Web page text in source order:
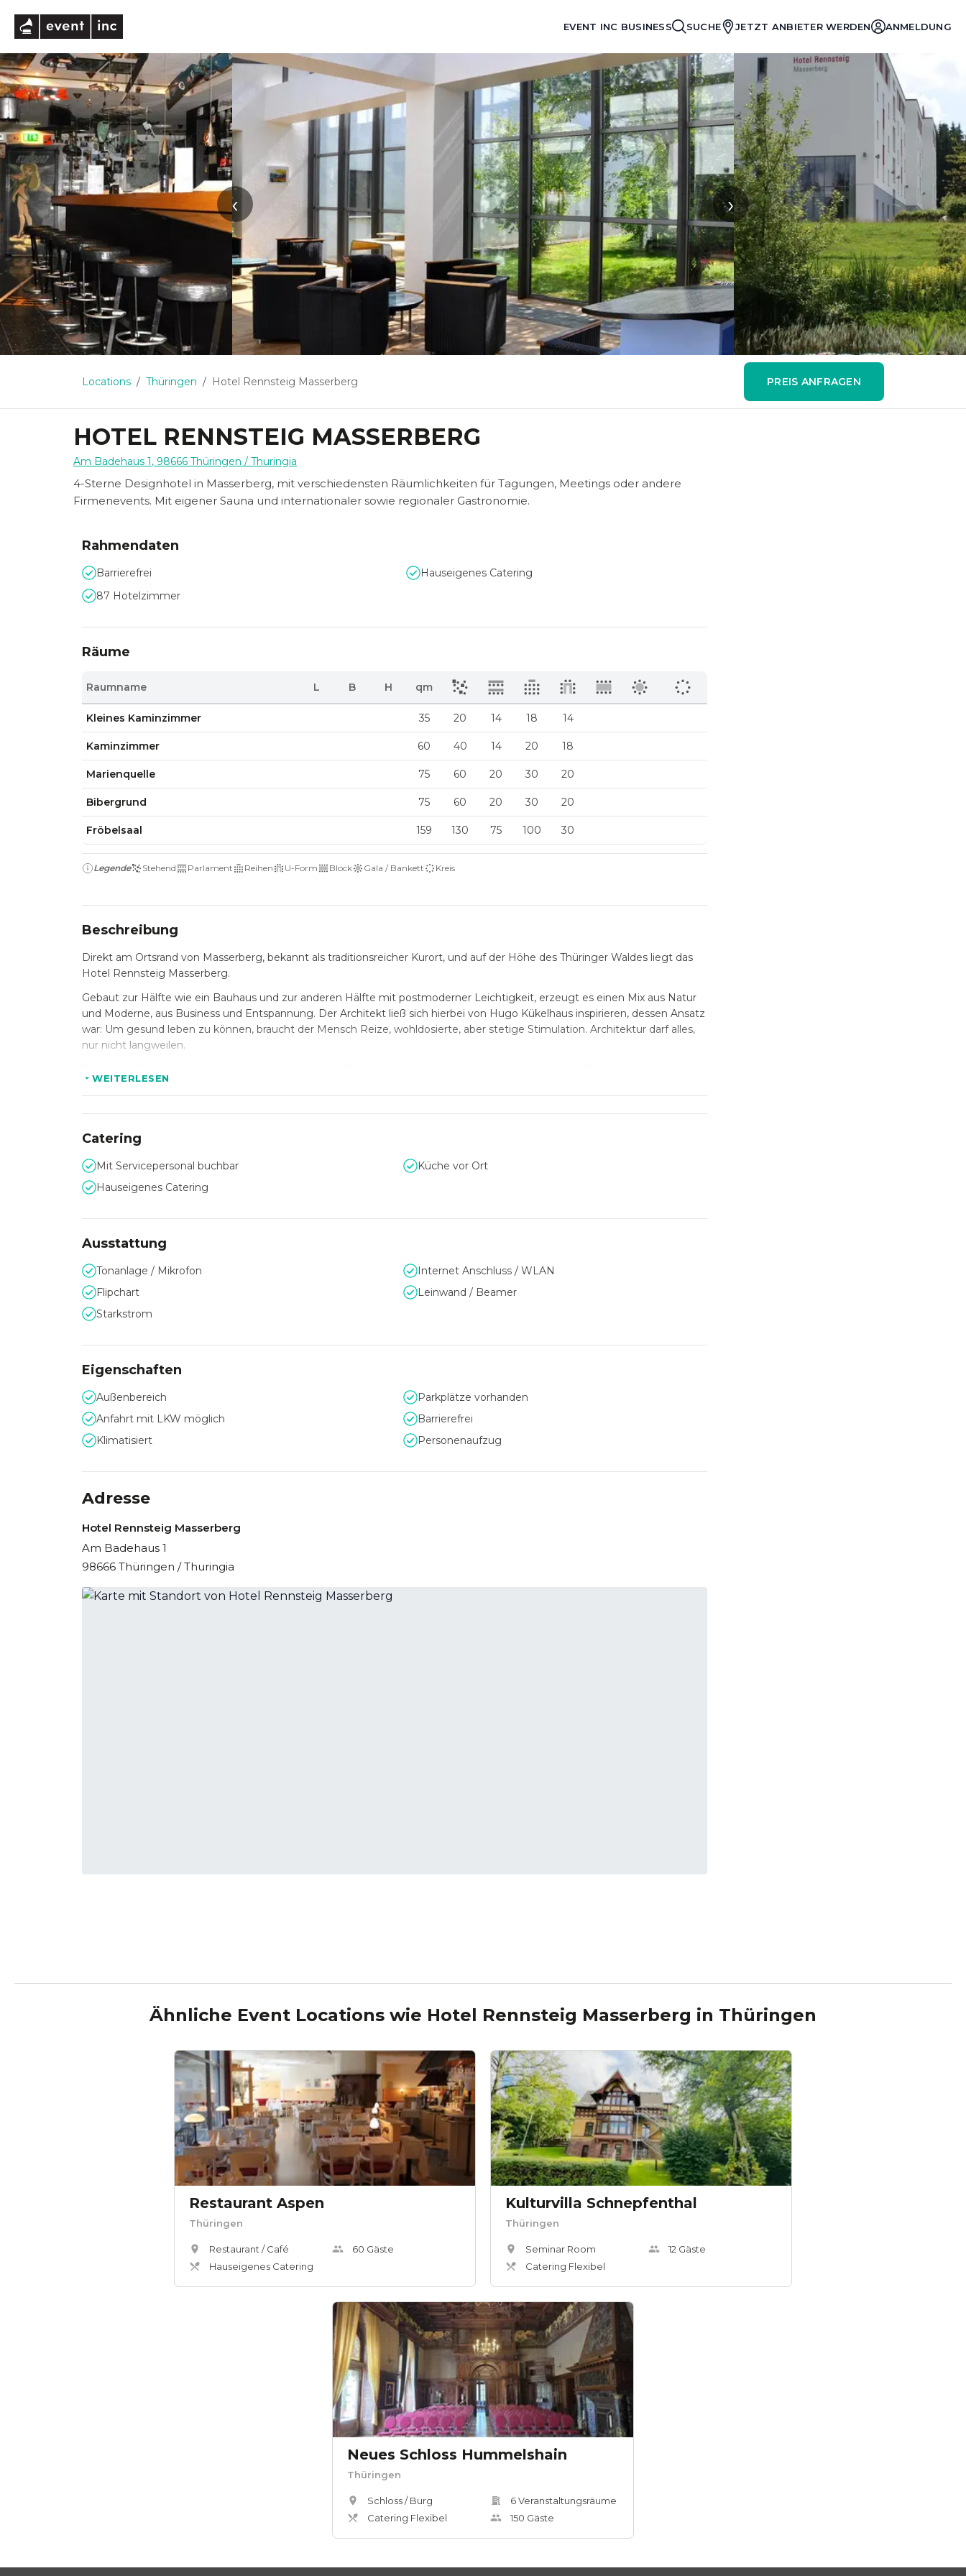
EVENT INC BUSINESS SUCHE JETZT ANBIETER WERDEN ANMELDUNG
‹ ›
Locations Thüringen Hotel Rennsteig Masserberg PREIS ANFRAGEN
HOTEL RENNSTEIG MASSERBERG
Am Badehaus 1, 98666 Thüringen / Thuringia
4-Sterne Designhotel in Masserberg, mit verschiedensten Räumlichkeiten für Tagungen, Meetings oder andere
Firmenevents. Mit eigener Sauna und internationaler sowie regionaler Gastronomie.
Rahmendaten
Barrierefrei
Hauseigenes Catering
87 Hotelzimmer
Räume
Raumname L B H qm
Kleines Kaminzimmer 35 20 14 18 14
Kaminzimmer 60 40 14 20 18
Marienquelle 75 60 20 30 20
Bibergrund 75 60 20 30 20
Fröbelsaal 159 130 75 100 30
Legende Stehend Parlament Reihen U-Form Block Gala / Bankett Kreis
Beschreibung
Direkt am Ortsrand von Masserberg, bekannt als traditionsreicher Kurort, und auf der Höhe des Thüringer Waldes liegt das
Hotel Rennsteig Masserberg.
Gebaut zur Hälfte wie ein Bauhaus und zur anderen Hälfte mit postmoderner Leichtigkeit, erzeugt es einen Mix aus Natur
und Moderne, aus Business und Entspannung. Der Architekt ließ sich hierbei von Hugo Kükelhaus inspirieren, dessen Ansatz
war: Um gesund leben zu können, braucht der Mensch Reize, wohldosierte, aber stetige Stimulation. Architektur darf alles,
nur nicht langweilen.
Einrichtung und der kantige Schnitt der Räume lässt einen nicht verträumt zurück, während auf der anderen Seite die vielen
verschiedener Größe stehen zur Verfügung und bieten die modernsten Möglichkeiten für Tagungen, Meetings oder Kick-
Off Meetings.
WEITERLESEN
Catering
Mit Servicepersonal buchbar
Küche vor Ort
Hauseigenes Catering
Ausstattung
Tonanlage / Mikrofon
Internet Anschluss / WLAN
Flipchart
Leinwand / Beamer
Starkstrom
Eigenschaften
Außenbereich
Parkplätze vorhanden
Anfahrt mit LKW möglich
Barrierefrei
Klimatisiert
Personenaufzug
Adresse
Hotel Rennsteig Masserberg
Am Badehaus 1
98666 Thüringen / Thuringia
Ähnliche Event Locations wie Hotel Rennsteig Masserberg in Thüringen
Restaurant Aspen
Thüringen
Restaurant / Café
Hauseigenes Catering
60 Gäste
Kulturvilla Schnepfenthal
Thüringen
Seminar Room
Catering Flexibel
12 Gäste
Neues Schloss Hummelshain
Thüringen
Schloss / Burg
Catering Flexibel
6Veranstaltungsräume
150 Gäste